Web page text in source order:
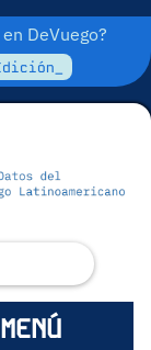
DeVuego?
MENÚ